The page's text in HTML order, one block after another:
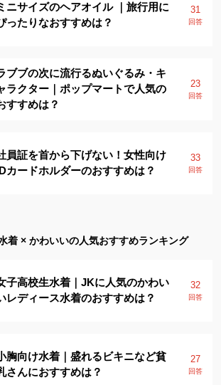
ニサイズのヘアオイル ｜旅行用に
ったりなおすすめは？
31
回答
ブブの次に流行るぬいぐるみ・キ
ラクター｜ポップマートで人気の
すすめは？
23
回答
員証を首から下げない！女性向け
カードホルダーのおすすめは？
33
回答
着 × かわいいの人気おすすめランキング
子高校生水着｜JKに人気のかわい
レディース水着のおすすめは？
32
回答
胸向け水着｜盛れるビキニなど貧
さんにおすすめは？
27
回答